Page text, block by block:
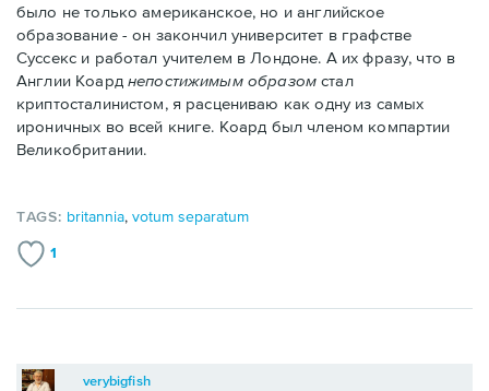
было не только американское, но и английское
образование - он закончил университет в графстве
Суссекс и работал учителем в Лондоне. А их фразу, что в
Англии Коард непостижимым образомстал
криптосталинистом, я расцениваю как одну из самых
ироничных во всей книге. Коард был членом компартии
Великобритании.
TAGS: britannia,votum separatum
1
verybigfish